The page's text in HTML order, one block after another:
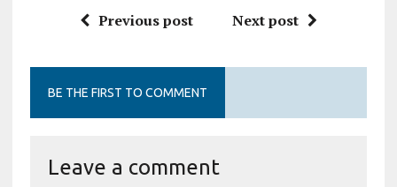
Previous post Next post
BE THE FIRST TO COMMENT
Leave a comment